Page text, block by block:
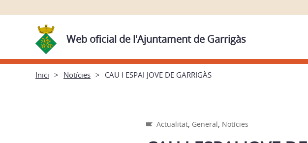
Web oficial de l'Ajuntament de Garrigàs
Inici Notícies CAU I ESPAI JOVE DE GARRIGÀS
Actualitat, General, Notícies